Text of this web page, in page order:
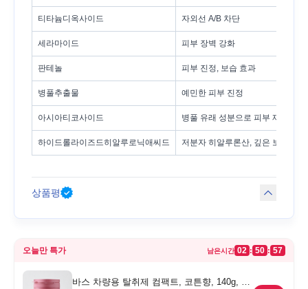
티타늄디옥사이드 자외선 A/B 차단
세라마이드 피부 장벽 강화
판테놀 피부 진정, 보습 효과
병풀추출물 예민한 피부 진정
아시아티코사이드 병풀 유래 성분으로 피부 재생에
하이드롤라이즈드히알루로닉애씨드 저분자 히알루론산, 깊은 보습에
상품평
오늘만 특가 남은시간 02 : 50 : 57
바스 차량용 탈취제 컴팩트, 코튼향, 140g, 1